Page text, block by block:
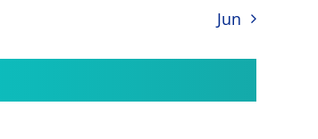
Jun